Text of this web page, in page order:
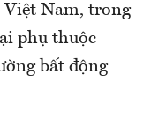
Việt Nam, trong
phụ thuộc
bất động